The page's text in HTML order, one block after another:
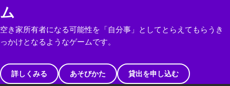
ム
空き家所有者になる可能性を「自分事」としてとらえてもらうき
っかけとなるようなゲームです。
詳しくみる あそびかた 貸出を申し込む